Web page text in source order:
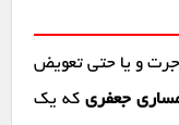
و یا حتی تعویض
جعفری که یک